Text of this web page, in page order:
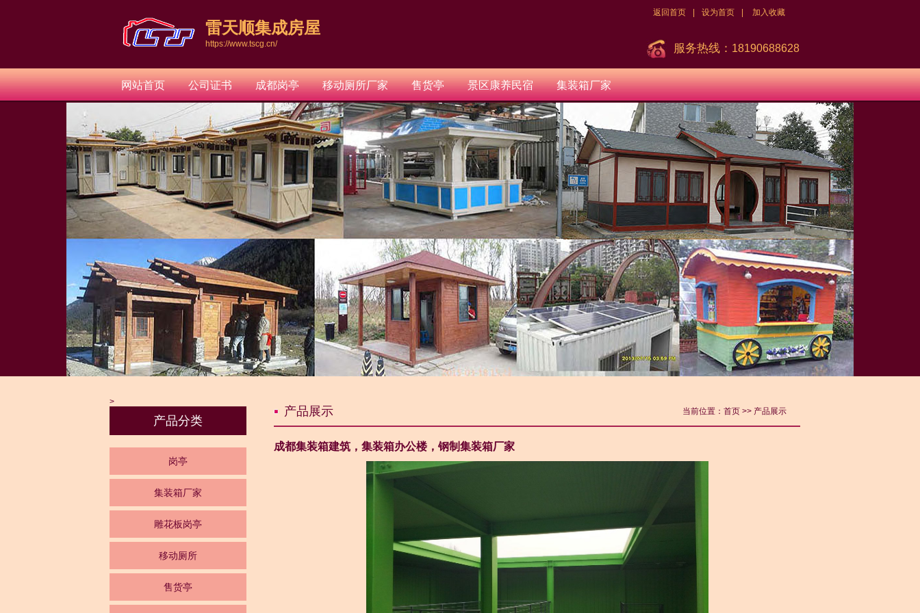
雷天顺集成房屋
https://www.tscg.cn/
返回首页 设为首页 加入收藏
服务热线： 18190688628
网站首页 公司证书 成都岗亭 移动厕所厂家 售货亭 景区康养民宿 集装箱厂家
>
产品分类
岗亭
集装箱厂家
雕花板岗亭
移动厕所
售货亭
产品展示 当前位置： 首页 >> 产品展示
成都集装箱建筑，集装箱办公楼，钢制集装箱厂家